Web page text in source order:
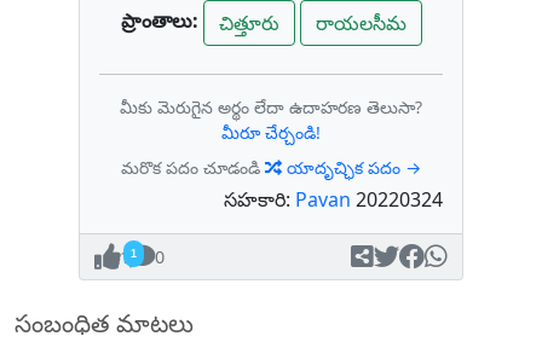
ప్రాంతాలు: చిత్తూరు రాయలసీమ
మీకు మెరుగైన అర్థం లేదా ఉదాహరణ తెలుసా?
మీరూ చేర్చండి!
మరొక పదం చూడండి
యాదృచ్ఛిక పదం →
సహకారి: Pavan 20220324
1 0
సంబంధిత మాటలు